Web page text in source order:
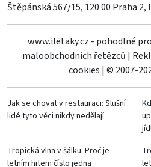
Štěpánská 567/15, 120 00 Praha 2,
www.iletaky.cz - pohodlné
maloobchodních řetězců |
cookies | © 2007-
Jak se chovat v restauraci: Slušní
lidé tyto věci nikdy nedělají
Tropická vlna v šálku: Proč je
letním hitem číslo jedna